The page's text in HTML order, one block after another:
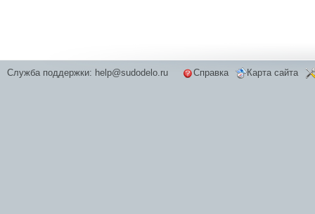
Служба поддержки: help@sudodelo.ru Справка Карта сайта